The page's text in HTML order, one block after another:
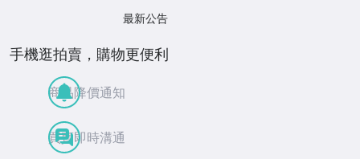
最新公告
手機逛拍賣，購物更便利
商品降價通知
買賣即時溝通